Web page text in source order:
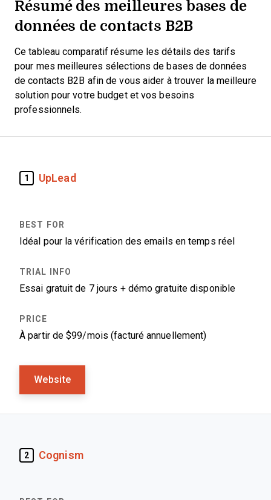
Résumé des meilleures bases de
données de contacts B2B
Ce tableau comparatif résume les détails des tarifs
pour mes meilleures sélections de bases de données
de contacts B2B afin de vous aider à trouver la meilleure
solution pour votre budget et vos besoins
professionnels.
1 UpLead
Idéal pour la vérification des emails en temps réel
Essai gratuit de 7 jours + démo gratuite disponible
À partir de $99/mois (facturé annuellement)
Website
2 Cognism